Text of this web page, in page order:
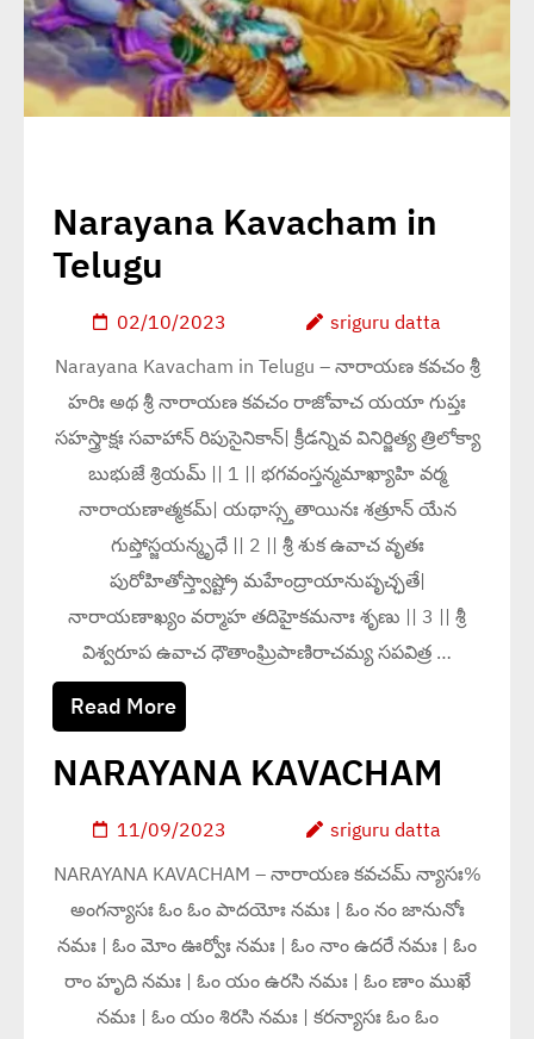
Narayana Kavacham in
Telugu
02/10/2023
sriguru datta
Narayana Kavacham in Telugu – నారాయణ కవచం శ్రీ
హరిః అథ శ్రీ నారాయణ కవచం రాజోవాచ యయా గుప్తః
సహస్త్రాక్షః సవాహాన్ రిపుసైనికాన్| క్రీడన్నివ వినిర్జిత్య త్రిలోక్యా
బుభుజే శ్రియమ్ || 1 || భగవంస్తన్మమాఖ్యాహి వర్మ
నారాయణాత్మకమ్| యథాస్స్తతాయినః శత్రూన్ యేన
గుప్తోస్జయన్మృధే || 2 || శ్రీ శుక ఉవాచ వృతః
పురోహితోస్త్వాష్ట్రో మహేంద్రాయానుపృచ్ఛతే|
నారాయణాఖ్యం వర్మాహ తదిహైకమనాః శృణు || 3 || శ్రీ
విశ్వరూప ఉవాచ ధౌతాంఘ్రిపాణిరాచమ్య సపవిత్ర …
Read More
NARAYANA KAVACHAM
11/09/2023
sriguru datta
NARAYANA KAVACHAM – నారాయణ కవచమ్ న్యాసః%
అంగన్యాసః ఓం ఓం పాదయోః నమః | ఓం నం జానునోః
నమః | ఓం మోం ఊర్వోః నమః | ఓం నాం ఉదరే నమః | ఓం
రాం హృది నమః | ఓం యం ఉరసి నమః | ఓం ణాం ముఖే
నమః | ఓం యం శిరసి నమః | కరన్యాసః ఓం ఓం